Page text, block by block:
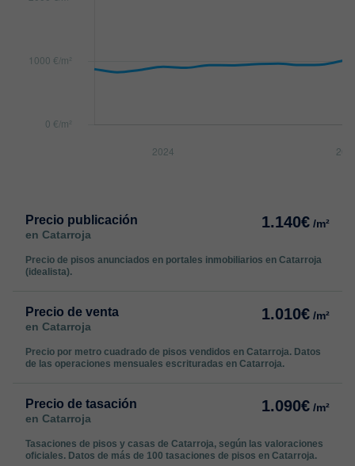
Precio publicación
en Catarroja
1.140€ /m²
Precio de pisos anunciados en portales inmobiliarios en Catarroja
(idealista).
Precio de venta
en Catarroja
1.010€ /m²
Precio por metro cuadrado de pisos vendidos en Catarroja. Datos
de las operaciones mensuales escrituradas en Catarroja.
Precio de tasación
en Catarroja
1.090€ /m²
Tasaciones de pisos y casas de Catarroja, según las valoraciones
oficiales. Datos de más de 100 tasaciones de pisos en Catarroja.